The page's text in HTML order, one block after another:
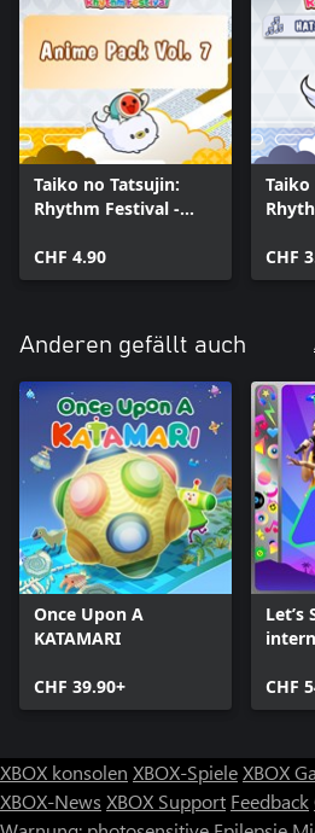
Taiko no Tatsujin:
Rhythm Festival -
CHF 4.90
Taiko
Vol. 2
CHF
Anderen gefällt auch
Once Upon A
KATAMARI
CHF 39.90+
Let’s
CHF
XBOX konsolen XBOX-SpieleXBOX
XBOX-News XBOX Support Feedback